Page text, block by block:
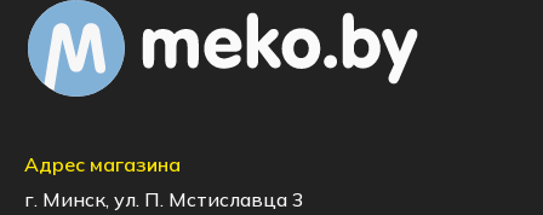
Адрес магазина
г. Минск, ул. П. Мстиславца 3